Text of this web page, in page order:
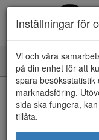
Toggle
navigation
Rollingsoft
Inställningar för
Vi och våra
på din enhet för att
spara
marknadsföring.
sida ska fungera,
tillåta.